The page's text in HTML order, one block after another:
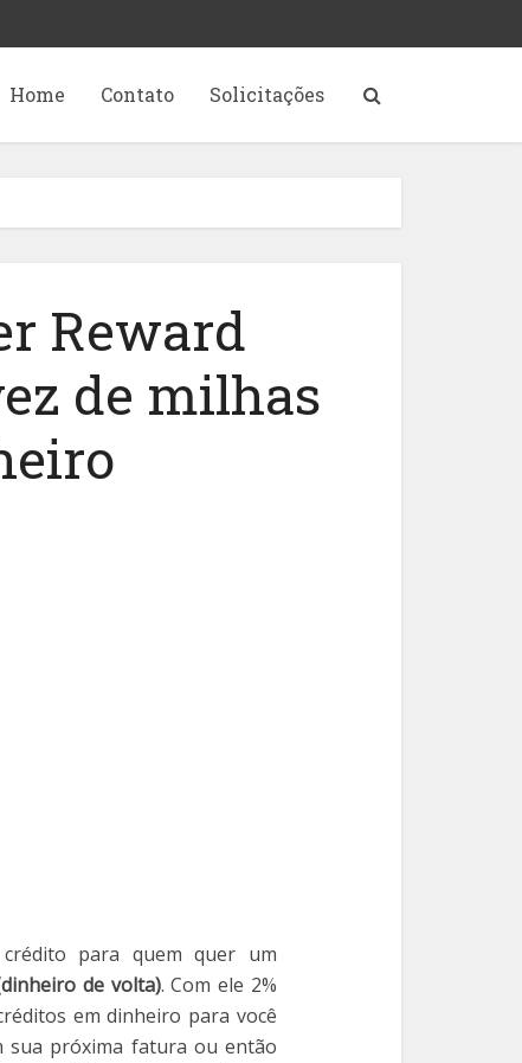
Home Contato Solicitações
Reward
de milhas
para quem quer um
de volta). Com ele 2%
em dinheiro para você
sua próxima fatura ou então